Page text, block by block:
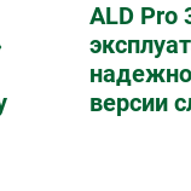
ALD Pro
версии